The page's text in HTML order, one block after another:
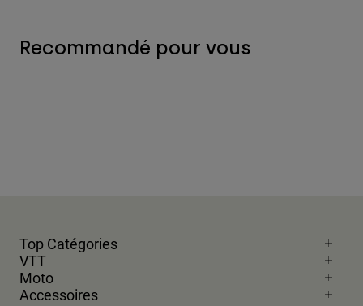
Recommandé pour vous
Top Catégories
VTT
Moto
Accessoires